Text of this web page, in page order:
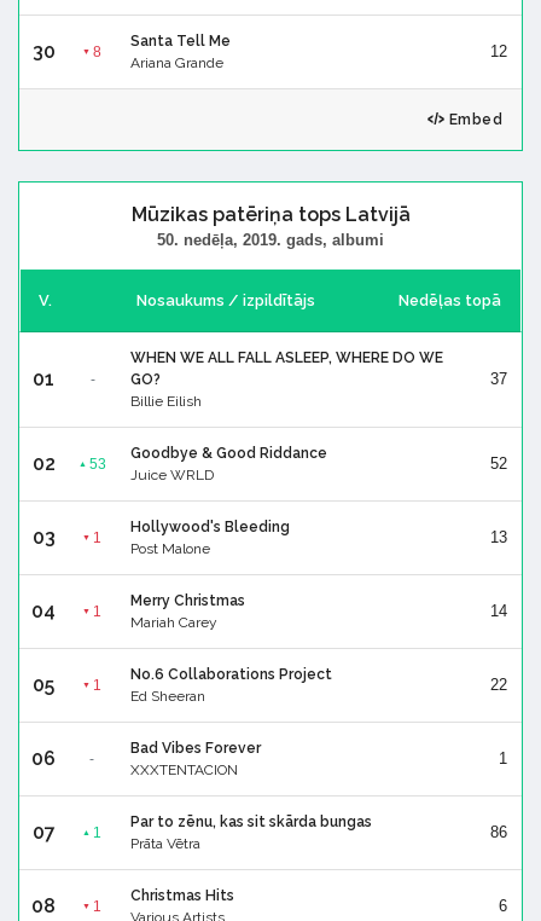
30 ▼ 8
Santa Tell Me
Ariana Grande
12
Embed
Mūzikas patēriņa tops Latvijā
50. nedēļa, 2019. gads, albumi
V. Nosaukums / izpildītājs Nedēļas topā
01 -
WHEN WE ALL FALL ASLEEP, WHERE DO WE
GO?
Billie Eilish
37
02 ▲ 53
Goodbye & Good Riddance
Juice WRLD
52
03 ▼ 1
Hollywood's Bleeding
Post Malone
13
04 ▼ 1
Merry Christmas
Mariah Carey
14
05 ▼ 1
No.6 Collaborations Project
Ed Sheeran
22
06 -
Bad Vibes Forever
XXXTENTACION
1
07 ▲ 1
Par to zēnu, kas sit skārda bungas
Prāta Vētra
86
08 ▼ 1
Christmas Hits
Various Artists
6